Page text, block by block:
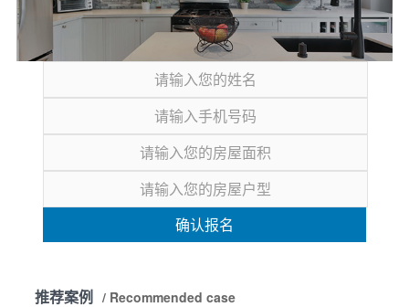
确认报名
推荐案例 / Recommended case